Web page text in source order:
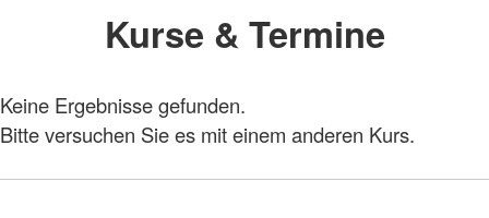
Kurse & Termine
Keine Ergebnisse gefunden.
Bitte versuchen Sie es mit einem anderen Kurs.